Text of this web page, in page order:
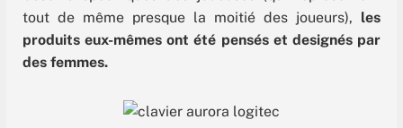
tout de même presque la moitié des joueurs), les
produits eux-mêmes ont été pensés et designés par
des femmes.